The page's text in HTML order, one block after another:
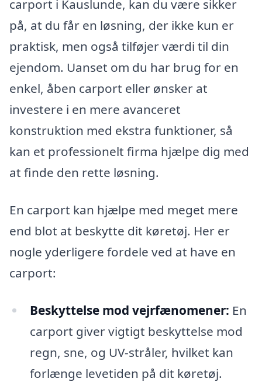
carport i Kauslunde, kan du være sikker
på, at du får en løsning, der ikke kun er
praktisk, men også tilføjer værdi til din
ejendom. Uanset om du har brug for en
enkel, åben carport eller ønsker at
investere i en mere avanceret
konstruktion med ekstra funktioner, så
kan et professionelt firma hjælpe dig med
at finde den rette løsning.
En carport kan hjælpe med meget mere
end blot at beskytte dit køretøj. Her er
nogle yderligere fordele ved at have en
carport:
Beskyttelse mod vejrfænomener: En
carport giver vigtigt beskyttelse mod
regn, sne, og UV-stråler, hvilket kan
forlænge levetiden på dit køretøj.